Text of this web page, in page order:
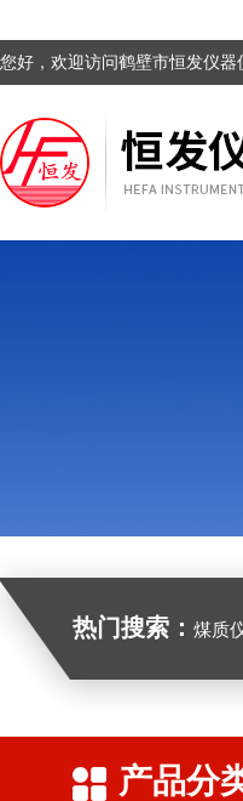
您好，欢迎访问鹤壁市恒发仪器
热门搜索： 煤质
产品分